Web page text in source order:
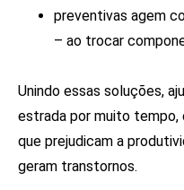
preventivas agem
– ao trocar
Unindo essas soluções,
estrada por muito tempo,
que prejudicam a
geram transtornos.